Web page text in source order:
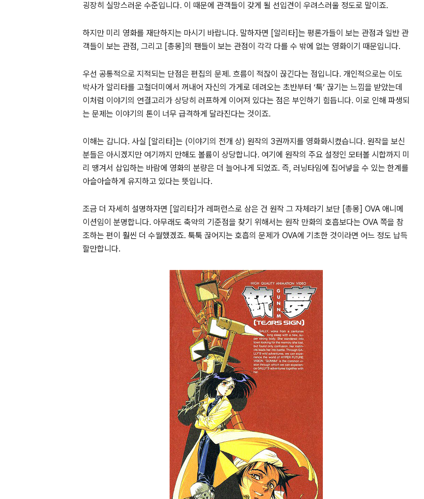
굉장히 실망스러운 수준입니다. 이 때문에 관객들이 갖게 될 선입견이 우려스러울 정도로 말이죠.
하지만 미리 영화를 재단하지는 마시기 바랍니다. 말하자면 [알리타]는 평론가들이 보는 관점과 일반 관
객들이 보는 관점, 그리고 [총몽]의 팬들이 보는 관점이 각각 다를 수 밖에 없는 영화이기 때문입니다.
우선 공통적으로 지적되는 단점은 편집의 문제. 흐름이 적잖이 끊긴다는 점입니다. 개인적으로는 이도
박사가 알리타를 고철더미에서 꺼내어 자신의 가게로 데려오는 초반부터 ‘툭’ 끊기는 느낌을 받았는데
이처럼 이야기의 연결고리가 상당히 러프하게 이어져 있다는 점은 부인하기 힘듭니다. 이로 인해 파생되
는 문제는 이야기의 톤이 너무 급격하게 달라진다는 것이죠.
이해는 갑니다. 사실 [알리타]는 (이야기의 전개 상) 원작의 3권까지를 영화화시켰습니다. 원작을 보신
분들은 아시겠지만 여기까지 만해도 볼륨이 상당합니다. 여기에 원작의 주요 설정인 모터볼 시합까지 미
리 땡겨서 삽입하는 바람에 영화의 분량은 더 늘어나게 되었죠. 즉, 러닝타임에 집어넣을 수 있는 한계를
아슬아슬하게 유지하고 있다는 뜻입니다.
조금 더 자세히 설명하자면 [알리타]가 레퍼런스로 삼은 건 원작 그 자체라기 보단 [총몽] OVA 애니메
이션임이 분명합니다. 아무래도 축약의 기준점을 찾기 위해서는 원작 만화의 호흡보다는 OVA 쪽을 참
조하는 편이 훨씬 더 수월했겠죠. 툭툭 끊어지는 호흡의 문제가 OVA에 기초한 것이라면 어느 정도 납득
할만합니다.